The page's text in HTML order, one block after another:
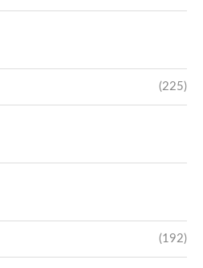
(225)
(192)